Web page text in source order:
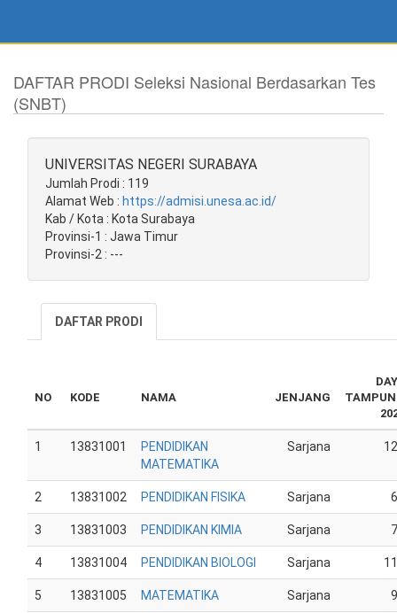
DAFTAR PRODI Seleksi Nasional Berdasarkan Tes
(SNBT)
UNIVERSITAS NEGERI SURABAYA
Jumlah Prodi : 119
Alamat Web : https://admisi.unesa.ac.id/
Kab / Kota : Kota Surabaya
Provinsi-1 : Jawa Timur
Provinsi-2 : ---
DAFTAR PRODI
NO KODE NAMA JENJANG
1 13831001
PENDIDIKAN
MATEMATIKA
Sarjana
2 13831002 PENDIDIKAN FISIKA Sarjana
3 13831003 PENDIDIKAN KIMIA Sarjana
4 13831004 PENDIDIKAN BIOLOGI Sarjana
5 13831005 MATEMATIKA Sarjana